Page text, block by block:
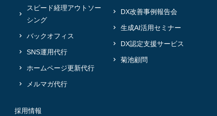
スピード経理アウトソー
シング
バックオフィス
SNS運用代行
ホームページ更新代行
メルマガ代行
DX改善事例報告会
生成AI活用セミナー
DX認定支援サービス
菊池顧問
採用情報